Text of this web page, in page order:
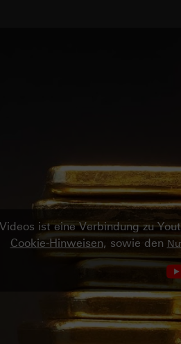
ist eine Verbindung zu
Cookie-Hinweisen, sowie den